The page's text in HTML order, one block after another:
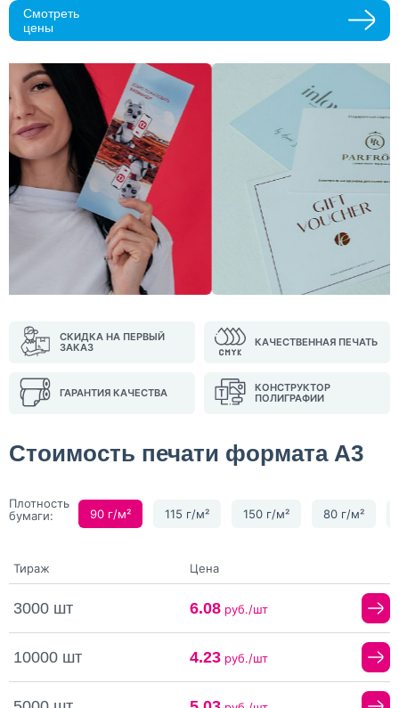
Смотреть
цены
СКИДКА НА ПЕРВЫЙ
ЗАКАЗ
КАЧЕСТВЕННАЯ ПЕЧАТЬ
ГАРАНТИЯ КАЧЕСТВА
КОНСТРУКТОР
ПОЛИГРАФИИ
Стоимость печати формата А3
Плотность
бумаги:
90 г/м² 115 г/м² 150 г/м² 80 г/м²
Тираж Цена
3000 шт 6.08руб./шт
10000 шт 4.23руб./шт
Телефон
Нажимая кнопку "Оставить заявку", я даю согласие на
обработку персональных данных и согласие с политикой
конфиденциальности
Нажимая на кнопку, я даю согласие на получение
информационных и рекламных рассылок
Оставить
заявку